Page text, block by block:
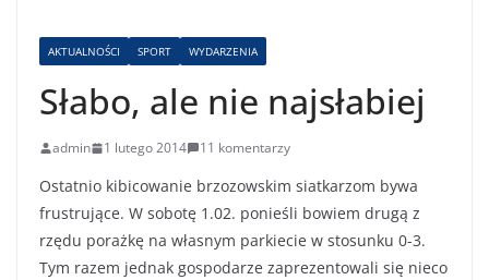
AKTUALNOŚCI SPORT WYDARZENIA
Słabo, ale nie najsłabiej
admin 1 lutego 2014 11 komentarzy
Ostatnio kibicowanie brzozowskim siatkarzom bywa
frustrujące. W sobotę 1.02. ponieśli bowiem drugą z
rzędu porażkę na własnym parkiecie w stosunku 0-3.
Tym razem jednak gospodarze zaprezentowali się nieco